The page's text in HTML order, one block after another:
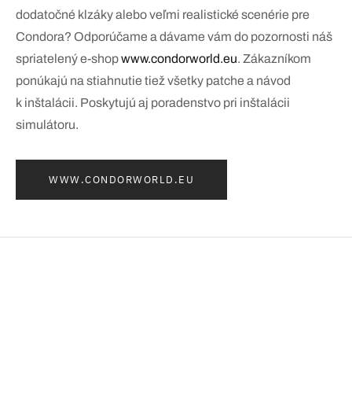
dodatočné klzáky alebo veľmi realistické scenérie pre
Condora? Odporúčame a dávame vám do pozornosti náš
spriatelený e-shopwww.condorworld.eu. Zákazníkom
ponúkajú na stiahnutie tiež všetky patche a návod
k inštalácii. Poskytujú aj poradenstvo pri inštalácii
simulátoru.
WWW.CONDORWORLD.EU